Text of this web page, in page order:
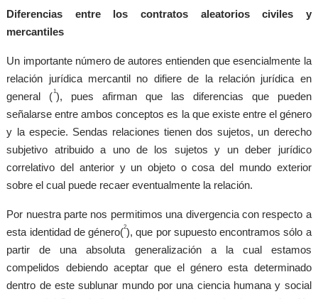
Diferencias entre los contratos aleatorios civiles y
mercantiles
Un importante número de autores entienden que esencialmente la
relación jurídica mercantil no difiere de la relación jurídica en
general (1), pues afirman que las diferencias que pueden
señalarse entre ambos conceptos es la que existe entre el género
y la especie. Sendas relaciones tienen dos sujetos, un derecho
subjetivo atribuido a uno de los sujetos y un deber jurídico
correlativo del anterior y un objeto o cosa del mundo exterior
sobre el cual puede recaer eventualmente la relación.
Por nuestra parte nos permitimos una divergencia con respecto a
esta identidad de género(2), que por supuesto encontramos sólo a
partir de una absoluta generalización a la cual estamos
compelidos debiendo aceptar que el género esta determinado
dentro de este sublunar mundo por una ciencia humana y social